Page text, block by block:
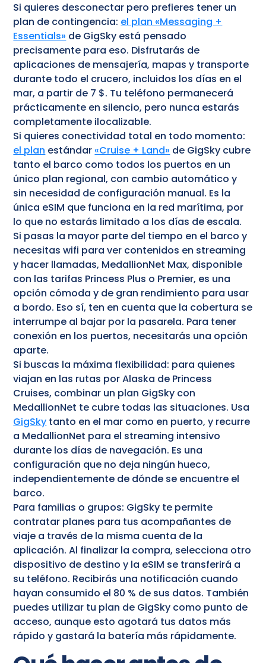
Si quieres desconectar pero prefieres tener un
plan de contingencia: el plan «Messaging +
Essentials» de GigSky está pensado
precisamente para eso. Disfrutarás de
aplicaciones de mensajería, mapas y transporte
durante todo el crucero, incluidos los días en el
mar, a partir de 7 $. Tu teléfono permanecerá
prácticamente en silencio, pero nunca estarás
completamente ilocalizable.
Si quieres conectividad total en todo momento:
el plan estándar «Cruise + Land» de GigSky cubre
tanto el barco como todos los puertos en un
único plan regional, con cambio automático y
sin necesidad de configuración manual. Es la
única eSIM que funciona en la red marítima, por
lo que no estarás limitado a los días de escala.
Si pasas la mayor parte del tiempo en el barco y
necesitas wifi para ver contenidos en streaming
y hacer llamadas, MedallionNet Max, disponible
con las tarifas Princess Plus o Premier, es una
opción cómoda y de gran rendimiento para usar
a bordo. Eso sí, ten en cuenta que la cobertura se
interrumpe al bajar por la pasarela. Para tener
conexión en los puertos, necesitarás una opción
aparte.
Si buscas la máxima flexibilidad: para quienes
viajan en las rutas por Alaska de Princess
Cruises, combinar un plan GigSky con
MedallionNet te cubre todas las situaciones. Usa
GigSky tanto en el mar como en puerto, y recurre
a MedallionNet para el streaming intensivo
durante los días de navegación. Es una
configuración que no deja ningún hueco,
independientemente de dónde se encuentre el
barco.
Para familias o grupos: GigSky te permite
contratar planes para tus acompañantes de
viaje a través de la misma cuenta de la
aplicación. Al finalizar la compra, selecciona otro
dispositivo de destino y la eSIM se transferirá a
su teléfono. Recibirás una notificación cuando
hayan consumido el 80 % de sus datos. También
puedes utilizar tu plan de GigSky como punto de
acceso, aunque esto agotará tus datos más
rápido y gastará la batería más rápidamente.